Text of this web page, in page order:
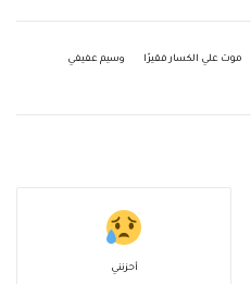
موت علي الكسار فقيرًا
وسيم عفيفي
أحزنني